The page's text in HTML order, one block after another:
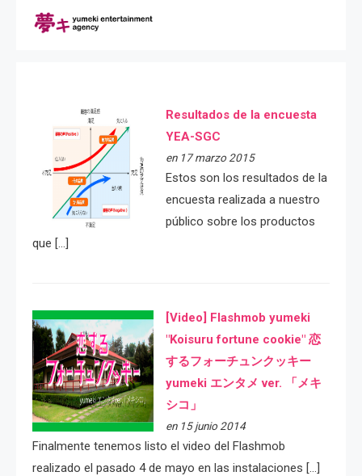
Resultados de la encuesta
YEA-SGC
en 17 marzo 2015
Estos son los resultados de la
encuesta realizada a nuestro
público sobre los productos
que […]
[Video] Flashmob yumeki
"Koisuru fortune cookie" 恋
するフォーチュンクッキー
yumeki エンタメ ver. 「メキ
シコ」
en 15 junio 2014
Finalmente tenemos listo el video del Flashmob
realizado el pasado 4 de mayo en las instalaciones […]